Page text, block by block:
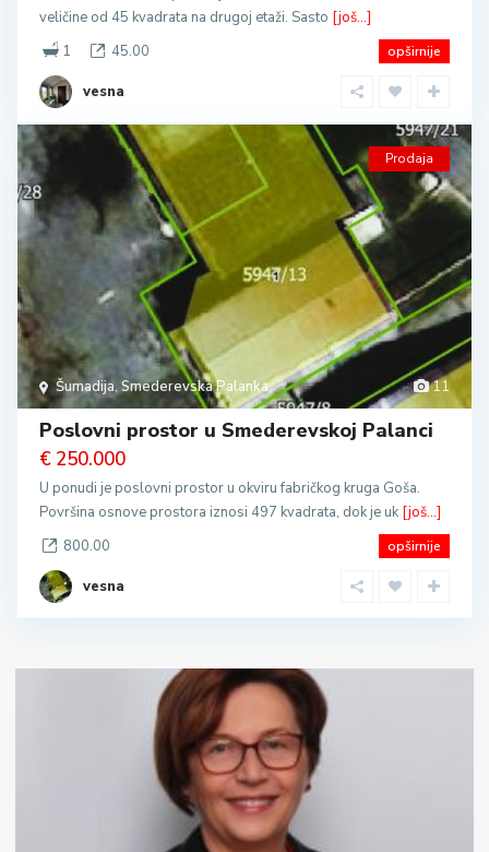
veličine od 45 kvadrata na drugoj etaži. Sasto [još...]
1
45.00 opširnije
vesna
11
Šumadija, Smederevska Palanka
Prodaja
Poslovni prostor u Smederevskoj Palanci
€ 250.000
U ponudi je poslovni prostor u okviru fabričkog kruga Goša.
Površina osnove prostora iznosi 497 kvadrata, dok je uk [još...]
800.00
opširnije
vesna